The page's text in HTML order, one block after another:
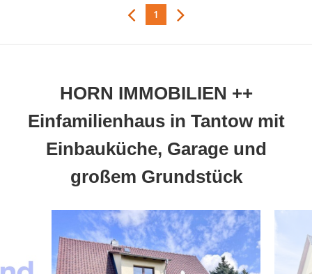
1
HORN IMMOBILIEN ++
Einfamilienhaus in Tantow mit
Einbauküche, Garage und
großem Grundstück